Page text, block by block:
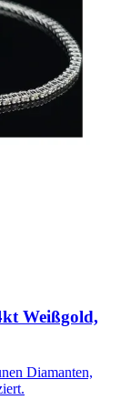
Weißgold,
Diamanten,